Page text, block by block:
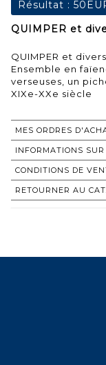
Résultat :
QUIMPER et
QUIMPER et divers
Ensemble en
verseuses, un
XIXe-XXe siècle
MES ORDRES
INFORMATIONS
CONDITIONS DE
RETOURNER AU